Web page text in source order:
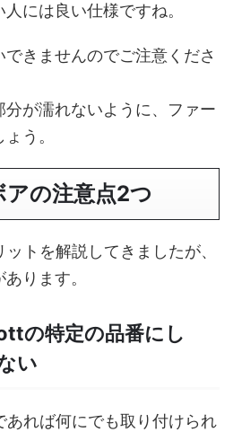
には良い仕様ですね。
きませんのでご注意くださ
分が濡れないように、ファー
う。
の注意点2つ
トを解説してきましたが、
ります。
の特定の品番にし
い
れば何にでも取り付けられ